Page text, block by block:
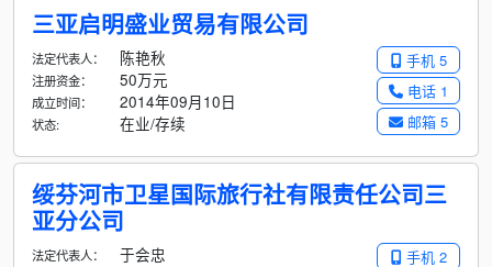
三亚启明盛业贸易有限公司
手机 5
电话 1
邮箱 5
法定代表人： 陈艳秋
注册资金： 50万元
成立时间： 2014年09月10日
状态: 在业/存续
绥芬河市卫星国际旅行社有限责任公司三
亚分公司
手机 2
法定代表人： 于会忠